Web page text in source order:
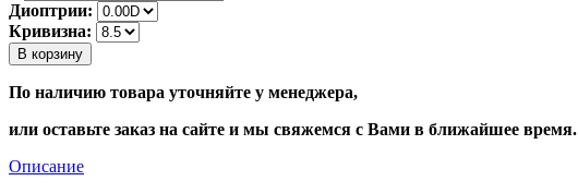
Диоптрии:
Кривизна:
В корзину
По наличию товара уточняйте у менеджера,
или оставьте заказ на сайте и мы свяжемся с Вами в ближайшее время.
Описание